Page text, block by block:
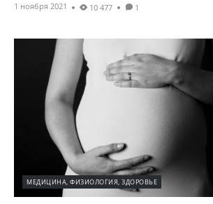
1 ноября 2021 10 477 1
МЕДИЦИНА, ФИЗИОЛОГИЯ, ЗДОРОВЬЕ